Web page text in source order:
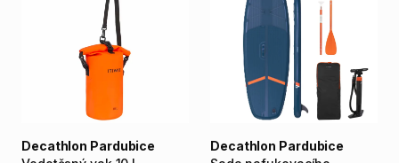
Decathlon Pardubice Decathlon Pardubice